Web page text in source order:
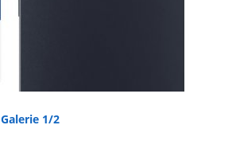
Galerie 1/2